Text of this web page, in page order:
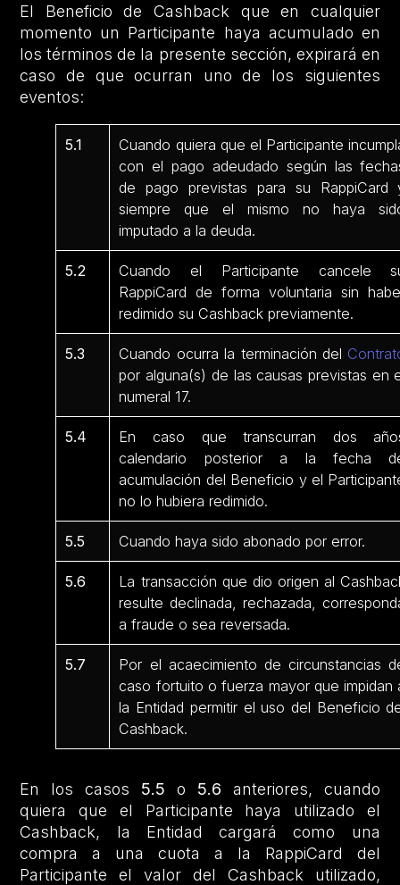
El Beneficio de Cashback que en cualquier
momento un Participante haya acumulado en
los términos de la presente sección, expirará en
caso de que ocurran uno de los siguientes
eventos:
5.1
Cuando quiera que el Participante
con el pago adeudado según las
de pago previstas para su RappiCard
siempre que el mismo no haya
imputado a la deuda.
5.2
Cuando el Participante cancele
RappiCard de forma voluntaria sin
redimido su Cashback previamente.
5.3 Cuando ocurra la terminación del
por alguna(s) de las causas previstas en
numeral 17.
5.4
En caso que transcurran dos
calendario posterior a la fecha
acumulación del Beneficio y el
no lo hubiera redimido.
5.5 Cuando haya sido abonado por error.
5.6
La transacción que dio origen al
resulte declinada, rechazada,
a fraude o sea reversada.
5.7
Por el acaecimiento de circunstancias
caso fortuito o fuerza mayor que impidan
la Entidad permitir el uso del Beneficio
Cashback.
En los casos 5.5 o 5.6 anteriores, cuando
quiera que el Participante haya utilizado el
Cashback, la Entidad cargará como una
compra a una cuota a la RappiCard del
Participante el valor del Cashback utilizado,